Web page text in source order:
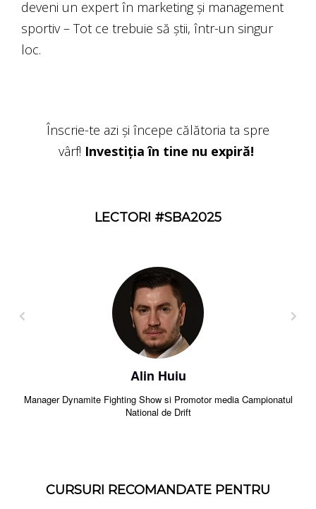
deveni un expert în marketing și management
sportiv – Tot ce trebuie să știi, într-un singur
loc.
Înscrie-te azi și începe călătoria ta spre
vârf! Investiția în tine nu expiră!
LECTORI #SBA2025
Alin Huiu
Manager Dynamite Fighting Show si Promotor media Campionatul
National de Drift
CURSURI RECOMANDATE PENTRU